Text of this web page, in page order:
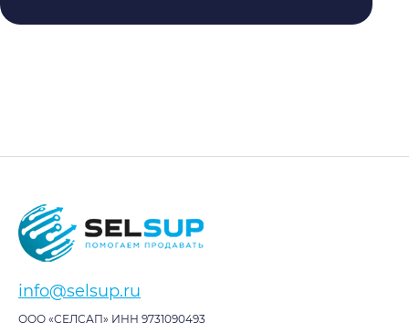
info@selsup.ru
ООО «СЕЛСАП» ИНН 9731090493